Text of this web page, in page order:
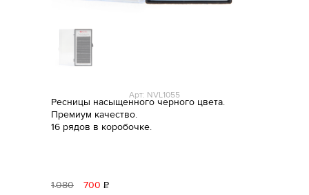
Арт: NVL1055
Ресницы насыщенного черного цвета.
Премиум качество.
16 рядов в коробочке.
1080 700 Р